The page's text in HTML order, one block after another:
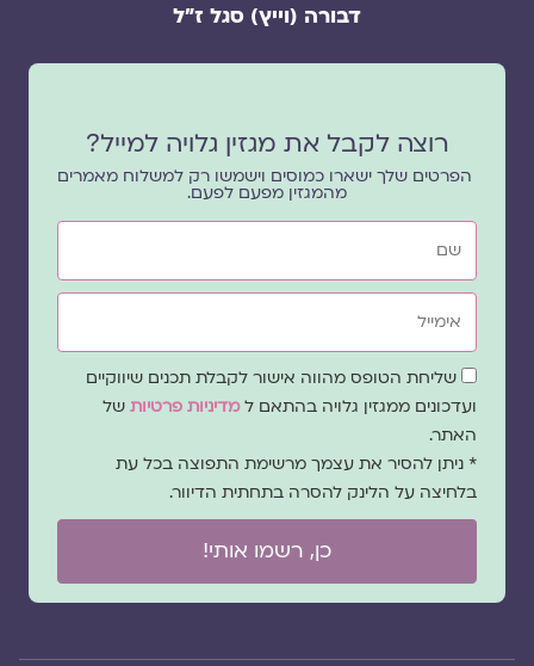
דבורה (וייץ) סגל ז"ל
רוצה לקבל את מגזין גלויה למייל?
הפרטים שלך ישארו כמוסים וישמשו רק למשלוח מאמרים
מהמגזין מפעם לפעם.
שם
אימייל
שדה
הסכמה
שליחת הטופס מהווה אישור לקבלת תכנים שיווקיים
ועדכונים ממגזין גלויה בהתאם למדיניות פרטיות של
האתר.
* ניתן להסיר את עצמך מרשימת התפוצה בכל עת
בלחיצה על הלינק להסרה בתחתית הדיוור.
כן, רשמו אותי!